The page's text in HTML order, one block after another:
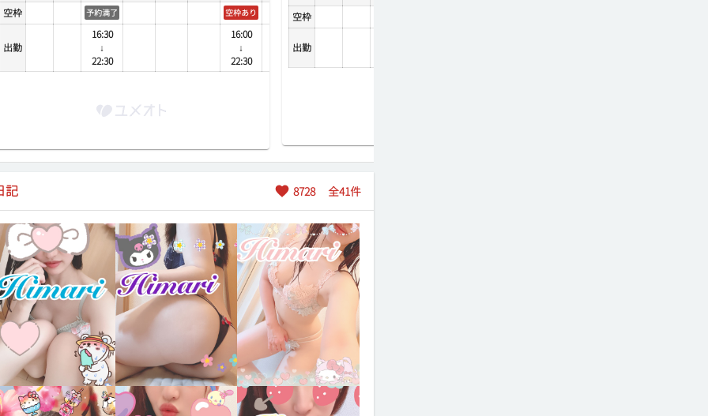
17:30
17:50
18:00
19:30
空枠
予約満了 空枠あり
出勤
16:30
↓
22:30
16:00
↓
22:30
空枠
出勤
記 8728 全41件